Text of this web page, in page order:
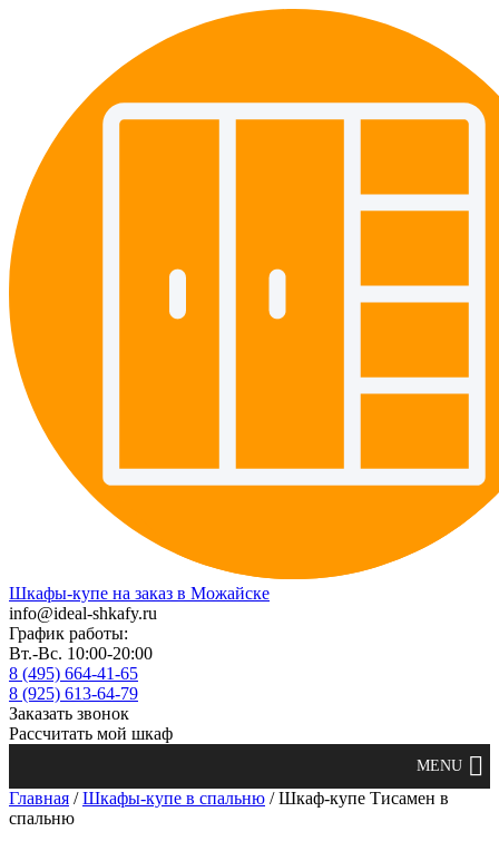
Шкафы-купе на заказ в Можайске
info@ideal-shkafy.ru
График работы:
Вт.-Вс. 10:00-20:00
8 (495) 664-41-65
8 (925) 613-64-79
Заказать звонок
Рассчитать мой шкаф
Главная /Шкафы-купе в спальню / Шкаф-купе Тисамен в
спальню